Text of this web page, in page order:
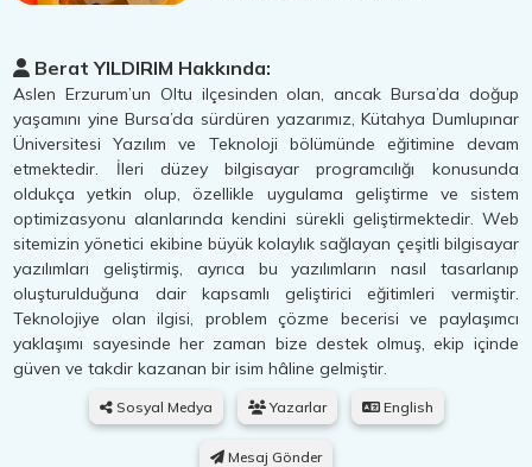
Berat YILDIRIM Hakkında:
Aslen Erzurum’un Oltu ilçesinden olan, ancak Bursa’da doğup
yaşamını yine Bursa’da sürdüren yazarımız, Kütahya Dumlupınar
Üniversitesi Yazılım ve Teknoloji bölümünde eğitimine devam
etmektedir. İleri düzey bilgisayar programcılığı konusunda
oldukça yetkin olup, özellikle uygulama geliştirme ve sistem
optimizasyonu alanlarında kendini sürekli geliştirmektedir. Web
sitemizin yönetici ekibine büyük kolaylık sağlayan çeşitli bilgisayar
yazılımları geliştirmiş, ayrıca bu yazılımların nasıl tasarlanıp
oluşturulduğuna dair kapsamlı geliştirici eğitimleri vermiştir.
Teknolojiye olan ilgisi, problem çözme becerisi ve paylaşımcı
yaklaşımı sayesinde her zaman bize destek olmuş, ekip içinde
güven ve takdir kazanan bir isim hâline gelmiştir.
Sosyal Medya Yazarlar English
Mesaj Gönder